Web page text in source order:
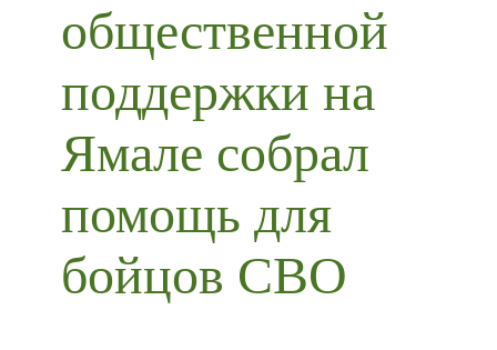
общественной
поддержки на
Ямале собрал
помощь для
бойцов СВО